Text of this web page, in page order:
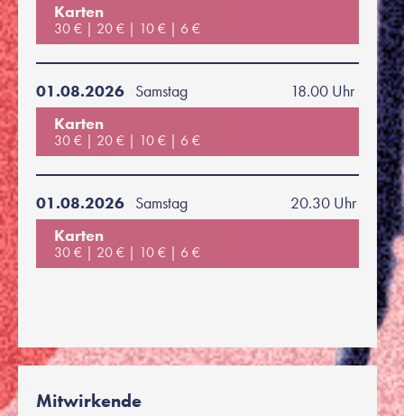
Karten
30 € 20 € 10 € 6 €
01.08.2026 Samstag
18.00 Uhr
Karten
30 € 20 € 10 € 6 €
01.08.2026 Samstag
20.30 Uhr
Karten
30 € 20 € 10 € 6 €
Mitwirkende